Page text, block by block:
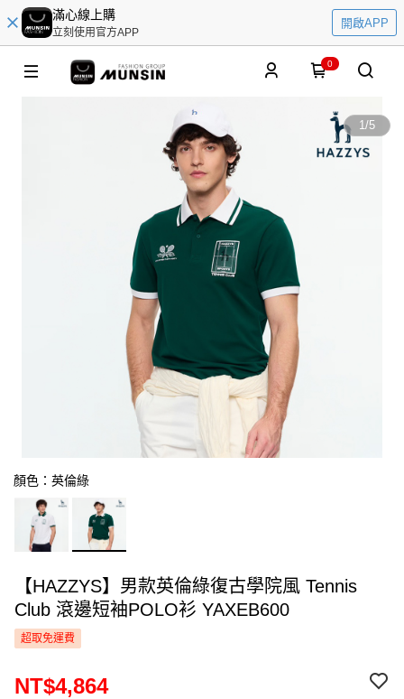
滿心線上購
立刻使用官方APP
開啟APP
0
1/5
顏色：英倫綠
【HAZZYS】男款英倫綠復古學院風 Tennis
Club 滾邊短袖POLO衫 YAXEB600
超取免運費
NT$4,864